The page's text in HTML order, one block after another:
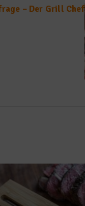
– Der Grill Chef